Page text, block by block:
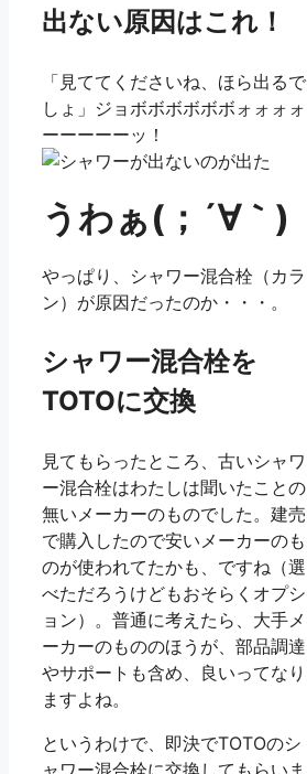
出ない原因はこれ！
「見ててくださいね、ほら出るで
しょ」ジョボボボボボボォォォォ
ーーーーーッ！
うわぁ(；´∀｀)
やっぱり、シャワー混合栓（カラ
ン）が原因だったのか・・・。
シャワー混合栓を
TOTOに交換
見てもらったところ、古いシャワ
ー混合栓はわたしは聞いたことの
無いメーカーのものでした。建売
で購入したので安いメーカーのも
のが使われてたかも、ですね（選
べただろうけどもおそらくオプシ
ョン）。普通に考えたら、大手メ
ーカーのもののほうが、部品調達
やサポートも含め、良いってなり
ますよね。
というわけで、即決でTOTOのシ